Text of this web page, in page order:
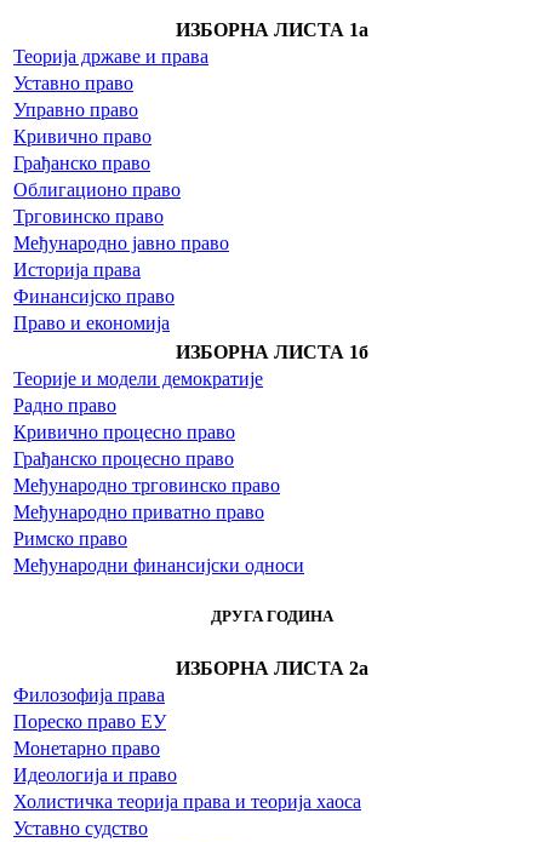
ИЗБОРНА ЛИСТА 1a
Теорија државе и права
Уставно право
Управно право
Кривично право
Грађанско право
Облигационо право
Трговинско право
Међународно јавно право
Историја права
Финансијско право
Право и економија
ИЗБОРНА ЛИСТА 1б
Теорије и модели демократије
Радно право
Кривично процесно право
Грађанско процесно право
Међународно трговинско право
Међународно приватно право
Римско право
Међународни финансијски односи
ДРУГА ГОДИНА
ИЗБОРНА ЛИСТА 2a
Филозофија права
Пореско право ЕУ
Монетарно право
Идеологија и право
Холистичка теорија права и теорија хаоса
Уставно судство